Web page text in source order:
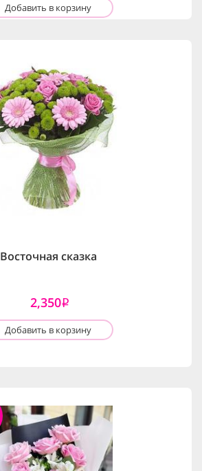
Добавить в корзину
Восточная сказка
2,350i
Добавить в корзину